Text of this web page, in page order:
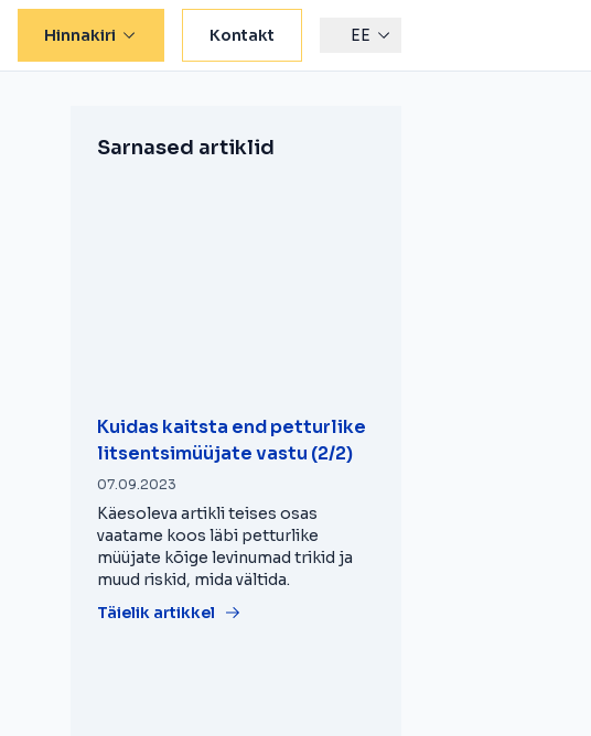
Hinnakiri Kontakt EE
Sarnased artiklid
Kuidas kaitsta end petturlike
litsentsimüüjate vastu (2/2)
07.09.2023
Käesoleva artikli teises osas
vaatame koos läbi petturlike
müüjate kõige levinumad trikid ja
muud riskid, mida vältida.
Täielik artikkel